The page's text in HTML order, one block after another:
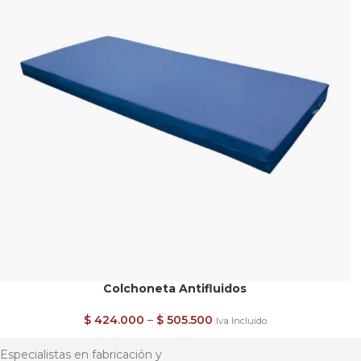
Colchoneta Antifluidos
$424.000 – $505.500 Iva Incluido
Especialistas en fabricación y